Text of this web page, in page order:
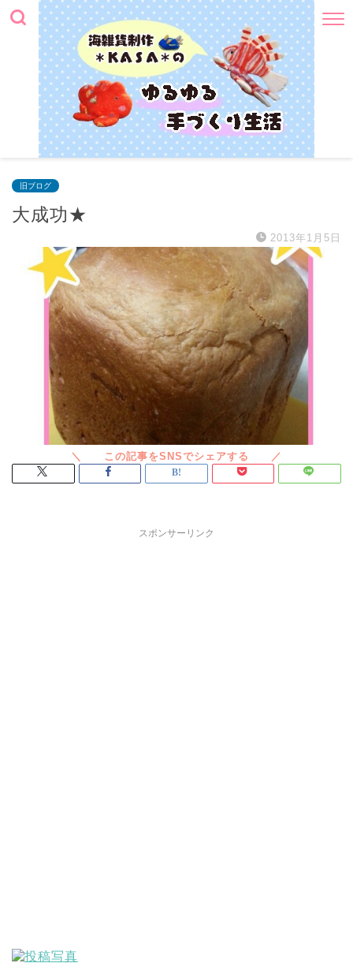
旧ブログ
大成功★
2013年1月5日
スポンサーリンク